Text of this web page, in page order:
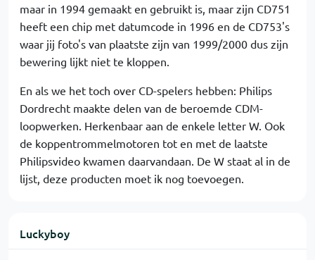
maar in 1994 gemaakt en gebruikt is, maar zijn CD751
heeft een chip met datumcode in 1996 en de CD753's
waar jij foto's van plaatste zijn van 1999/2000 dus zijn
bewering lijkt niet te kloppen.
En als we het toch over CD-spelers hebben: Philips
Dordrecht maakte delen van de beroemde CDM-
loopwerken. Herkenbaar aan de enkele letter W. Ook
de koppentrommelmotoren tot en met de laatste
Philipsvideo kwamen daarvandaan. De W staat al in de
lijst, deze producten moet ik nog toevoegen.
Luckyboy